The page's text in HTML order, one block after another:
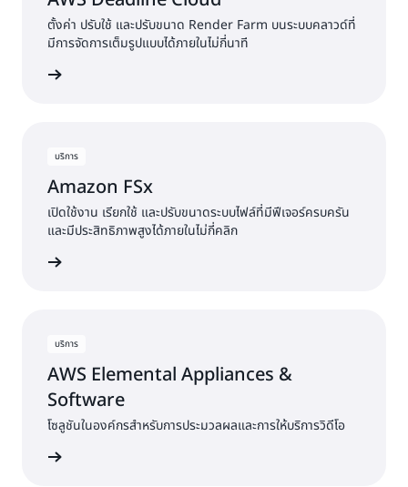
ตั้งค่า ปรับใช้ และปรับขนาด Render Farm บนระบบคลาวด์ที่
มีการจัดการเต็มรูปแบบได้ภายในไม่กี่นาที
บริการ
Amazon FSx
เปิดใช้งาน เรียกใช้ และปรับขนาดระบบไฟล์ที่มีฟีเจอร์ครบครัน
และมีประสิทธิภาพสูงได้ภายในไม่กี่คลิก
บริการ
AWS Elemental Appliances &
Software
โซลูชันในองค์กรสำหรับการประมวลผลและการให้บริการวิดีโอ